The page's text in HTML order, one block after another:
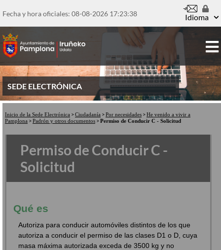
al
principal
Fecha y hora oficiales: 08-08-2026 17:23:38 Idioma
SEDE ELECTRÓNICA
Inicio de la Sede Electrónica Ciudadanía Por necesidades
He venido a vivir a
Pamplona
Padrón y otros documentos Permiso de Conducir C - Solicitud
Permiso de Conducir C -
Solicitud
Qué es
Autoriza para conducir automóviles distintos de los que
autoriza a conducir el permiso de las clases D1 o D, cuya
masa máxima autorizada exceda de 3500 kg y no